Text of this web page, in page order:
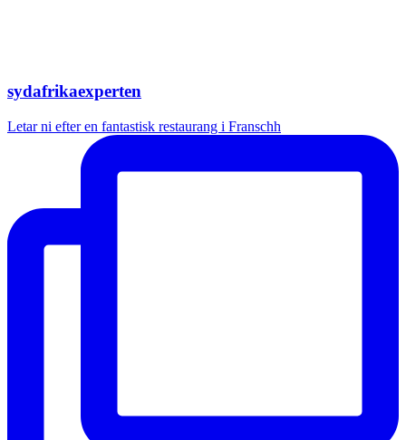
sydafrikaexperten
Letar ni efter en fantastisk restaurang i Franschh